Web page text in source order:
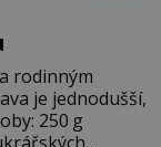
rodinným
je jednodušší,
g